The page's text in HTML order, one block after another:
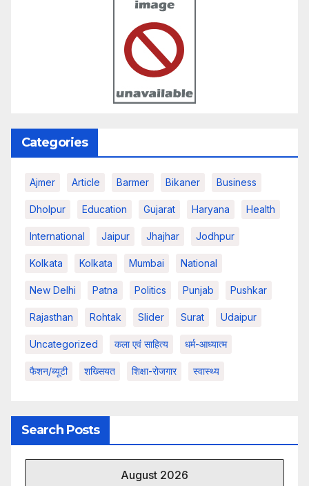
Categories
Ajmer Article Barmer Bikaner Business
Dholpur Education Gujarat Haryana Health
International Jaipur Jhajhar Jodhpur
Kolkata Kolkata Mumbai National
New Delhi Patna Politics Punjab Pushkar
Rajasthan Rohtak Slider Surat Udaipur
Uncategorized कला एवं साहित्य धर्म-आध्यात्म
फैशन/ब्यूटी शख्सियत शिक्षा-रोजगार स्वास्थ्य
Search Posts
August 2026